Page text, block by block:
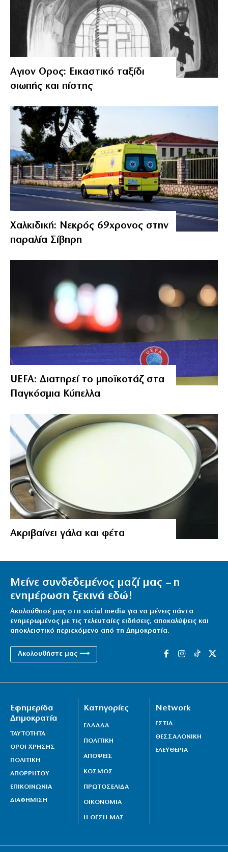
Αγιον Ορος: Εικαστικό ταξίδι
σιωπής και πίστης
Χαλκιδική: Νεκρός 69χρονος στην
παραλία Σίβηρη
UEFA: Διατηρεί το μποϊκοτάζ στα
Παγκόσμια Κύπελλα
Aκριβαίνει γάλα και φέτα
Μείνε συνδεδεμένος μαζί μας – η
ενημέρωση ξεκινά εδώ!
Ακολούθησέ μας στα social media για να μένεις πάντα
ενημερωμένος με τις τελευταίες ειδήσεις, αποκαλύψεις και
αποκλειστικό περιεχόμενο από τη Δημοκρατία.
Ακολουθήστε μας ⟶
Εφημερίδα
Δημοκρατία
ΤΑΥΤΟΤΗΤΑ
ΟΡΟΙ ΧΡΗΣΗΣ
ΠΟΛΙΤΙΚΗ
ΑΠΟΡΡΗΤΟΥ
ΕΠΙΚΟΙΝΩΝΙΑ
ΔΙΑΦΗΜΙΣΗ
Κατηγορίες
ΕΛΛΑΔΑ
ΠΟΛΙΤΙΚΗ
ΑΠΟΨΕΙΣ
ΚΟΣΜΟΣ
ΠΡΩΤΟΣΕΛΙΔΑ
ΟΙΚΟΝΟΜΙΑ
Η ΘΕΣΗ ΜΑΣ
Network
ΕΣΤΙΑ
ΘΕΣΣΑΛΟΝΙΚΗ
ΕΛΕΥΘΕΡΙΑ